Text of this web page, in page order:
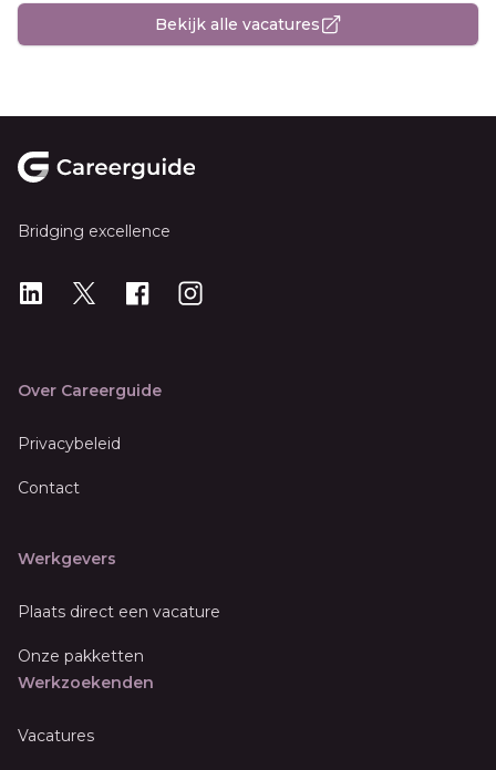
Bekijk alle vacatures
Bridging excellence
LinkedIn
X Instagram
Over Careerguide
Privacybeleid
Contact
Werkgevers
Plaats direct een vacature
Onze pakketten
Werkzoekenden
Vacatures